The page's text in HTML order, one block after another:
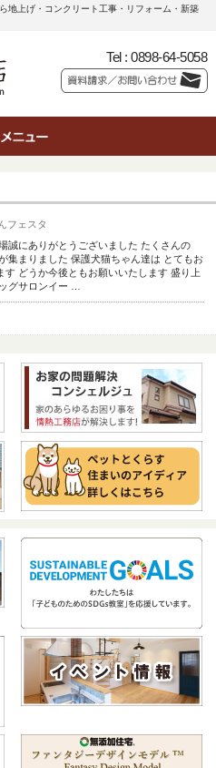
地上げ・コンクリート工事・リフォーム・新築
Tel : 0898-64-5058
フェスタ
誠にありがとうございました たくさんの
集まりました 保護犬猫ちゃん達は とてもお
す どうか今後ともお願いいたします 盛り上
グサロンイー …